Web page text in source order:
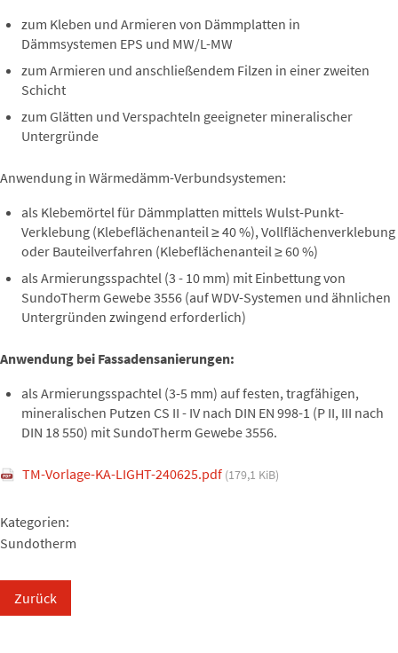
zum Kleben und Armieren von Dämmplatten in
Dämmsystemen EPS und MW/L-MW
zum Armieren und anschließendem Filzen in einer zweiten
Schicht
zum Glätten und Verspachteln geeigneter mineralischer
Untergründe
Anwendung in Wärmedämm-Verbundsystemen:
als Klebemörtel für Dämmplatten mittels Wulst-Punkt-
Verklebung (Klebeflächenanteil ≥ 40 %), Vollflächenverklebung
oder Bauteilverfahren (Klebeflächenanteil ≥ 60 %)
als Armierungsspachtel (3 - 10 mm) mit Einbettung von
SundoTherm Gewebe 3556 (auf WDV-Systemen und ähnlichen
Untergründen zwingend erforderlich)
Anwendung bei Fassadensanierungen:
als Armierungsspachtel (3-5 mm) auf festen, tragfähigen,
mineralischen Putzen CS II - IV nach DIN EN 998-1 (P II, III nach
DIN 18 550) mit SundoTherm Gewebe 3556.
TM-Vorlage-KA-LIGHT-240625.pdf (179,1 KiB)
Kategorien:
Sundotherm
Zurück